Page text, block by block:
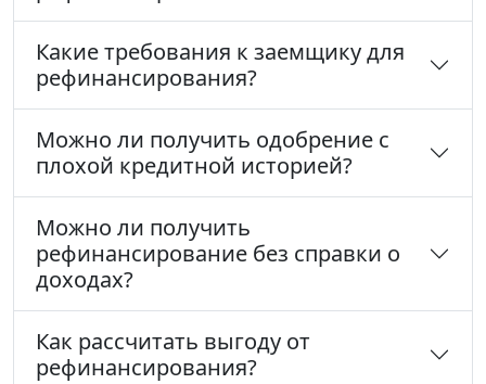
Какие требования к заемщику для
рефинансирования?
Можно ли получить одобрение с
плохой кредитной историей?
Можно ли получить
рефинансирование без справки о
доходах?
Как рассчитать выгоду от
рефинансирования?